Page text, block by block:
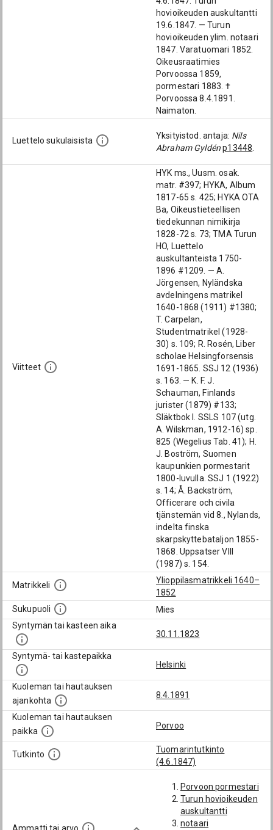
hovioikeuden auskultantti
19.6.1847. — Turun
hovioikeuden ylim. notaari
1847. Varatuomari 1852.
Oikeusraatimies
Porvoossa 1859,
pormestari 1883. †
Porvoossa 8.4.1891.
Naimaton.
Luettelo sukulaisista
Yksityistod. antaja: Nils
Abraham Gyldén p13448
Viitteet
HYK ms., Uusm. osak.
matr. #397; HYKA, Album
1817-65 s. 425; HYKA OTA
Ba, Oikeustieteellisen
tiedekunnan nimikirja
1828-72 s. 73; TMA Turun
HO, Luettelo
auskultanteista 1750-
1896 #1209. — A.
Jörgensen, Nyländska
avdelningens matrikel
1640-1868 (1911) #1380;
T. Carpelan,
Studentmatrikel (1928-
30) s. 109; R. Rosén, Liber
scholae Helsingforsensis
1691-1865. SSJ 12 (1936)
s. 163. — K. F. J.
Schauman, Finlands
jurister (1879) #133;
Släktbok I. SSLS 107 (utg.
A. Wilskman, 1912-16) sp.
825 (Wegelius Tab. 41); H.
J. Boström, Suomen
kaupunkien pormestarit
1800-luvulla. SSJ 1 (1922)
s. 14; Å. Backström,
Officerare och civila
tjänstemän vid 8., Nylands,
indelta finska
skarpskyttebataljon 1855-
1868. Uppsatser VIII
(1987) s. 154.
Matrikkeli
Ylioppilasmatrikkeli 1640–
1852
Sukupuoli
Mies
Syntymän tai kasteen aika
30.11.1823
Syntymä- tai kastepaikka
Helsinki
Kuoleman tai hautauksen
ajankohta
8.4.1891
Kuoleman tai hautauksen
paikka
Porvoo
Tutkinto
Tuomarintutkinto
(4.6.1847)
Porvoon pormestari
Turun hovioikeuden
auskultantti
notaari